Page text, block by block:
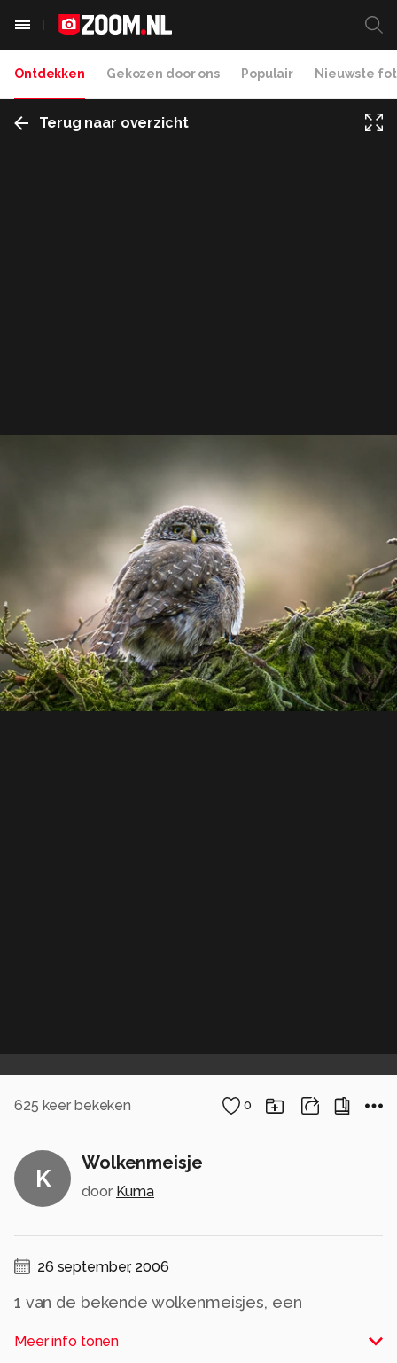
Ontdekken Gekozen door ons Populair Nieuwste
Terug naar overzicht
625 keer bekeken 0
K
Wolkenmeisje
door Kuma
26 september, 2006
1 van de bekende wolkenmeisjes, een
Sigiriya rots in Dambulla, Sri Lanka.
Meer info tonen